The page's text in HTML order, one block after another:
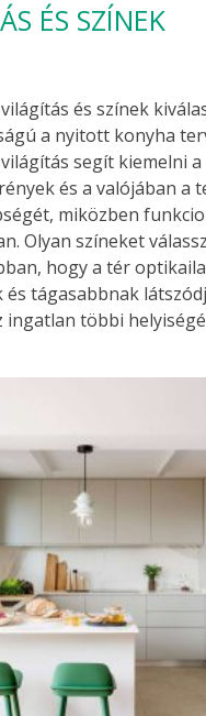
ÉS SZÍNEK
és színek
a nyitott konyha
segít kiemelni a
és a valójában a
miközben
Olyan színeket
hogy a tér
és tágasabbnak
ingatlan többi